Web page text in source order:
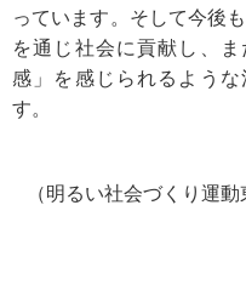
っています。そして今後
を通じ社会に貢献し、
感」を感じられるよう
す。
（明るい社会づくり運